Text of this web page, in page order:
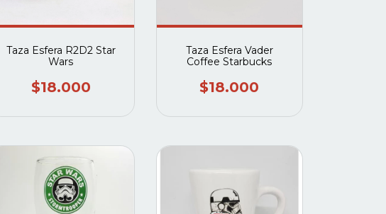
Taza Esfera R2D2 Star
Wars
$18.000
Taza Esfera Vader
Coffee Starbucks
$18.000